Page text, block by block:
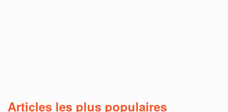
Articles les plus populaires